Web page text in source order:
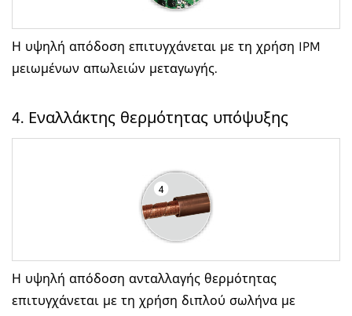
Η υψηλή απόδοση επιτυγχάνεται με τη χρήση IPM
μειωμένων απωλειών μεταγωγής.
4. Εναλλάκτης θερμότητας υπόψυξης
Η υψηλή απόδοση ανταλλαγής θερμότητας
επιτυγχάνεται με τη χρήση διπλού σωλήνα με